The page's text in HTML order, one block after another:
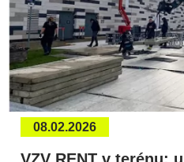
08.02.2026